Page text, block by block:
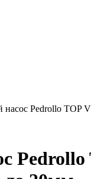
Pedrollo TOP
Pedrollo